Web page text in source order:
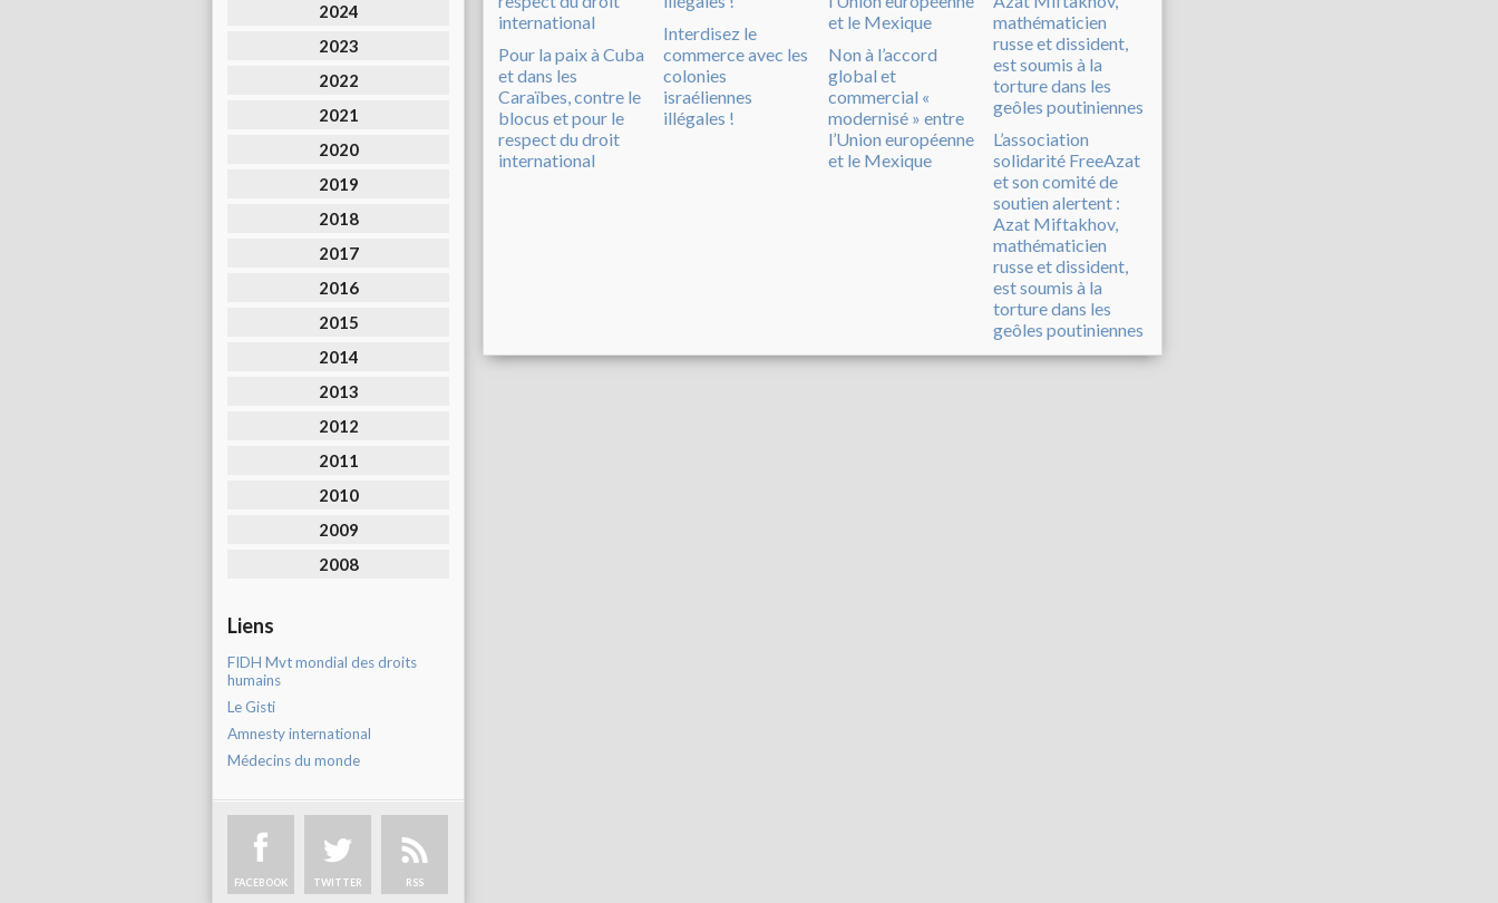
2024
2023
2022
2021
2020
2019
2018
2017
2016
2015
2014
2013
2012
2011
2010
2009
2008
Liens
FIDH Mvt mondial des droits
humains
Le Gisti
Amnesty international
Médecins du monde
FACEBOOK TWITTER RSS
Pour la paix à Cuba
et dans les
Caraïbes, contre le
blocus et pour le
respect du droit
international
Interdisez le
commerce avec les
colonies
israéliennes
illégales !
Non à l’accord
global et
commercial «
modernisé » entre
l’Union européenne
et le Mexique
L’association
solidarité FreeAzat
et son comité de
soutien alertent :
Azat Miftakhov,
mathématicien
russe et dissident,
est soumis à la
torture dans les
geôles poutiniennes